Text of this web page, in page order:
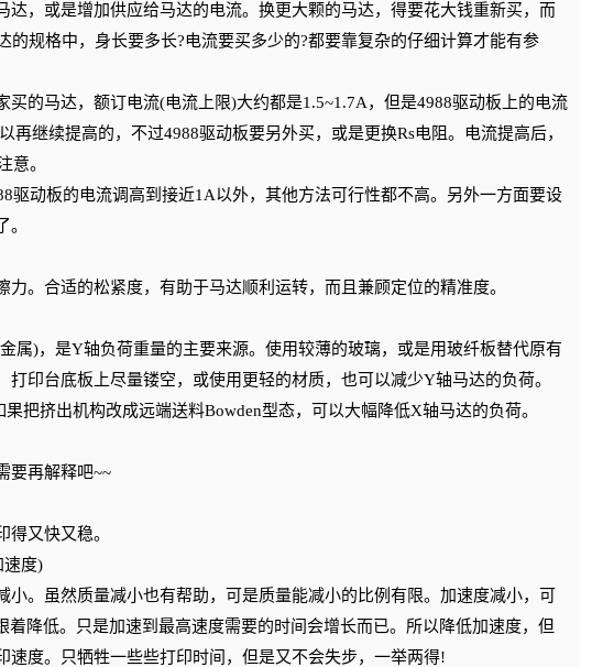
，或是增加供应给马达的电流。换更大颗的马达，得要花大钱重新买，而
的规格中，身长要多长?电流要买多少的?都要靠复杂的仔细计算才能有参
的马达，额订电流(电流上限)大约都是1.5~1.7A，但是4988驱动板上的电流
继续提高的，不过4988驱动板要另外买，或是更换Rs电阻。电流提高后，
意。
动板的电流调高到接近1A以外，其他方法可行性都不高。另外一方面要设
合适的松紧度，有助于马达顺利运转，而且兼顾定位的精准度。
)，是Y轴负荷重量的主要来源。使用较薄的玻璃，或是用玻纤板替代原有
印台底板上尽量镂空，或使用更轻的材质，也可以减少Y轴马达的负荷。
挤出机构改成远端送料Bowden型态，可以大幅降低X轴马达的负荷。
再解释吧~~
又快又稳。
度)
。虽然质量减小也有帮助，可是质量能减小的比例有限。加速度减小，可
着降低。只是加速到最高速度需要的时间会增长而已。所以降低加速度，但
度。只牺牲一些些打印时间，但是又不会失步，一举两得!